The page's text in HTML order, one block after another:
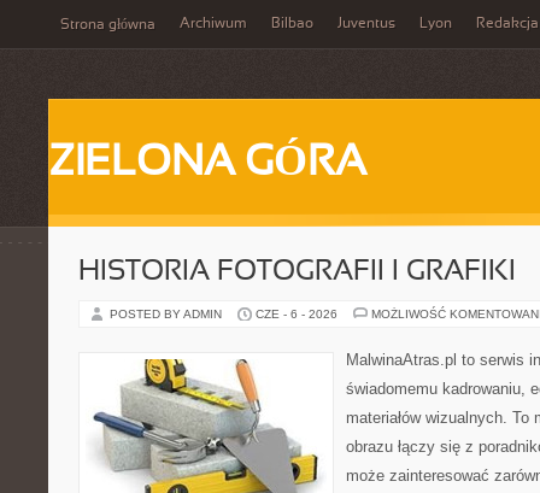
Strona główna Archiwum Bilbao Juventus Lyon Redakcja
ZIELONA GÓRA
HISTORIA FOTOGRAFII I GRAFIKI
POSTED BY ADMIN CZE - 6 - 2026 MOŻLIWOŚĆ
MalwinaAtras.pl to serwis
świadomemu kadrowaniu,
materiałów wizualnych.
obrazu łączy się z
może zainteresować